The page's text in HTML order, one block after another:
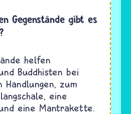
Gegenstände gibt es
helfen
Buddhisten bei
Handlungen, zum
eine
eine Mantrakette.